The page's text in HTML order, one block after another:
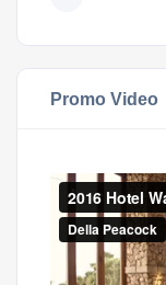
Promo Video